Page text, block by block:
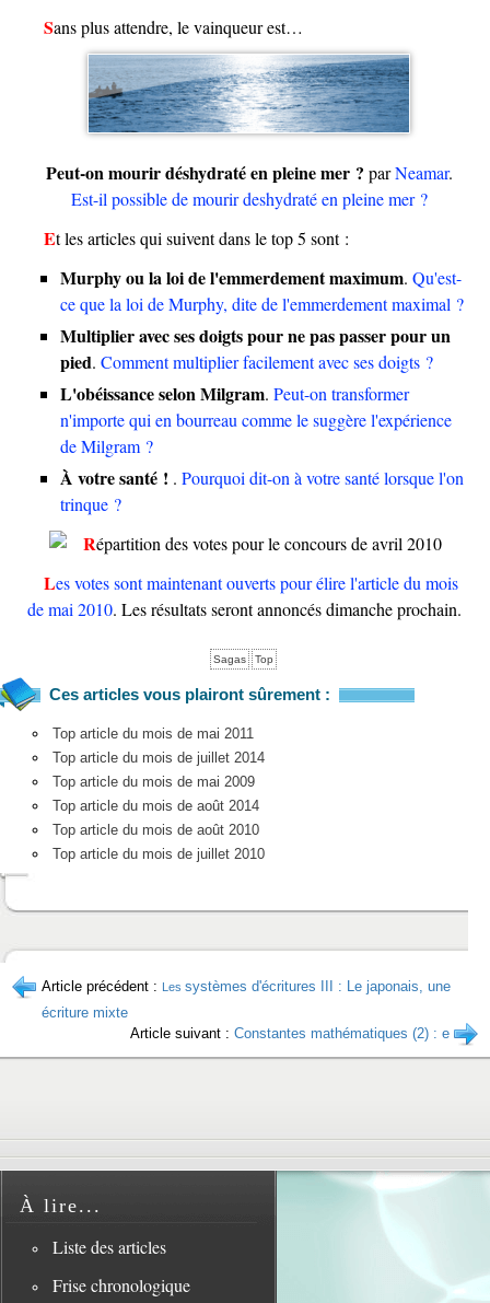
Sans plus attendre, le vainqueur est…
Peut-on mourir déshydraté en pleine mer ? parNeamar.
Est-il possible de mourir deshydraté en pleine mer ?
Et les articles qui suivent dans le top 5 sont :
Murphy ou la loi de l'emmerdement maximum. Qu'est-
ce que la loi de Murphy, dite de l'emmerdement maximal ?
Multiplier avec ses doigts pour ne pas passer pour un
pied. Comment multiplier facilement avec ses doigts ?
L'obéissance selon Milgram. Peut-on transformer
n'importe qui en bourreau comme le suggère l'expérience
de Milgram ?
À votre santé ! . Pourquoi dit-on à votre santé lorsque l'on
trinque ?
Les votes sont maintenant ouverts pour élire l'article du mois
de mai 2010. Les résultats seront annoncés dimanche prochain.
Sagas Top
Ces articles vous plairont sûrement :
Top article du mois de mai 2011
Top article du mois de juillet 2014
Top article du mois de mai 2009
Top article du mois de août 2014
Top article du mois de août 2010
Top article du mois de juillet 2010
Article précédent : Les systèmes d'écritures III : Le japonais, une
écriture mixte
Article suivant : Constantes mathématiques (2) : e
À lire...
Liste des articles
Frise chronologique